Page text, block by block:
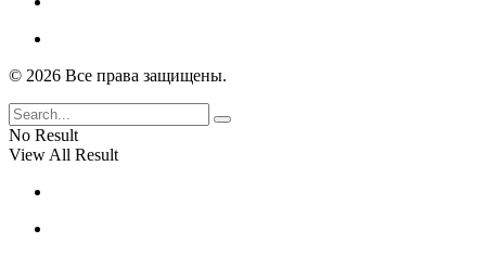
© 2026 Все права защищены.
No Result
View All Result